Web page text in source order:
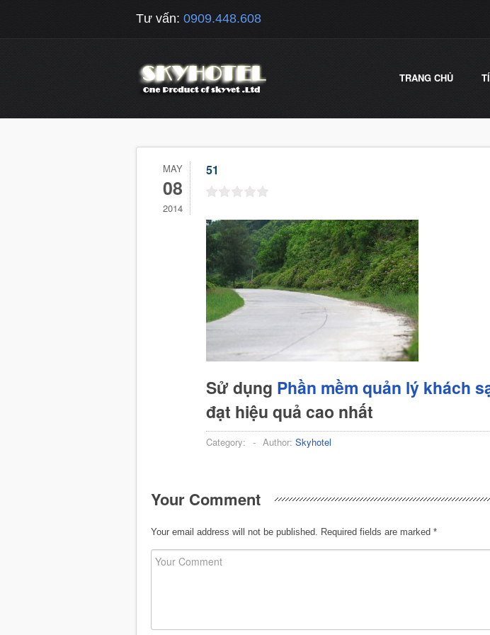
Tư vấn: 0909.448.608
TRANG CHỦ
MAY
08
2014
51
Sử dụng Phần mềm quản lý khách
đạt hiệu quả cao nhất
Category: - Author: Skyhotel
Your Comment
Your email address will not be published. Required fields are marked *